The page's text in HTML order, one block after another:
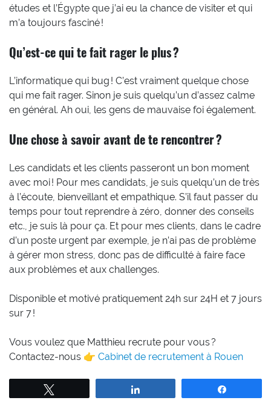
études et l’Égypte que j’ai eu la chance de visiter et qui
m’a toujours fasciné !
Qu’est-ce qui te fait rager le plus ?
L’informatique qui bug ! C’est vraiment quelque chose
qui me fait rager. Sinon je suis quelqu’un d’assez calme
en général. Ah oui, les gens de mauvaise foi également.
Une chose à savoir avant de te rencontrer ?
Les candidats et les clients passeront un bon moment
avec moi ! Pour mes candidats, je suis quelqu’un de très
à l’écoute, bienveillant et empathique. S’il faut passer du
temps pour tout reprendre à zéro, donner des conseils
etc., je suis là pour ça. Et pour mes clients, dans le cadre
d’un poste urgent par exemple, je n’ai pas de problème
à gérer mon stress, donc pas de difficulté à faire face
aux problèmes et aux challenges.
Disponible et motivé pratiquement 24h sur 24H et 7 jours
sur 7 !
Vous voulez que Matthieu recrute pour vous ?
Contactez-nous 👉 Cabinet de recrutement à Rouen